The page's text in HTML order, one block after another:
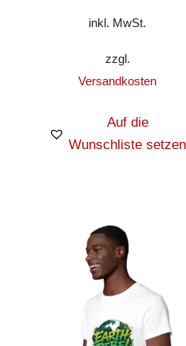
inkl. MwSt.
zzgl.
Versandkosten
Auf die
Wunschliste setzen